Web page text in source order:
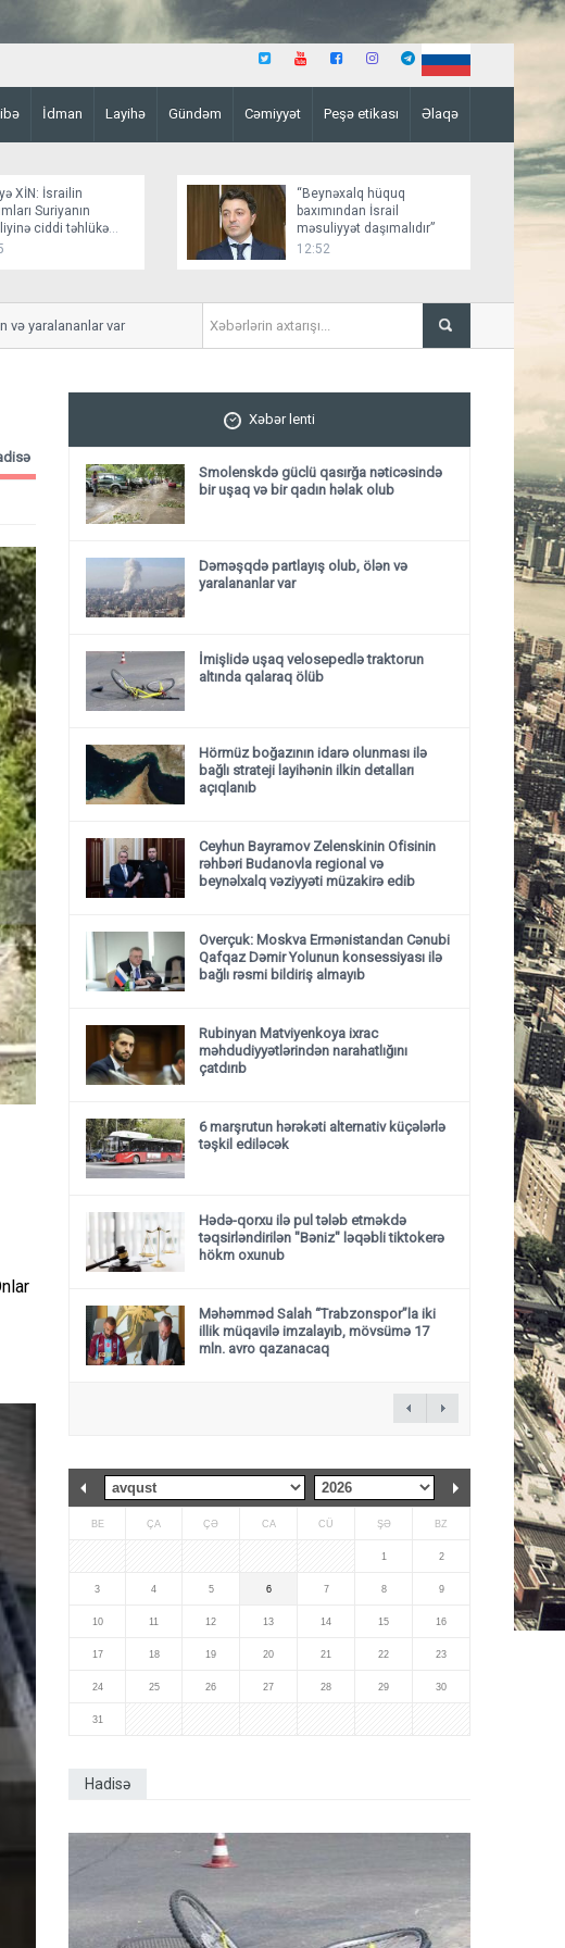
İdman Layihə Gündəm Cəmiyyət Peşə etikası Əlaqə
XİN: İsrailin
Suriyanın
ciddi təhlükə
“Beynəxalq hüquq
baxımından İsrail
məsuliyyət daşımalıdır”
12:52
var İmişlidə uşaq velosepedlə
Xəbər lenti
Smolenskdə güclü qasırğa nəticəsində
bir uşaq və bir qadın həlak olub
Dəməşqdə partlayış olub, ölən və
yaralananlar var
İmişlidə uşaq velosepedlə traktorun
altında qalaraq ölüb
Hörmüz boğazının idarə olunması ilə
bağlı strateji layihənin ilkin detalları
açıqlanıb
Ceyhun Bayramov Zelenskinin Ofisinin
rəhbəri Budanovla regional və
beynəlxalq vəziyyəti müzakirə edib
Overçuk: Moskva Ermənistandan Cənubi
Qafqaz Dəmir Yolunun konsessiyası ilə
bağlı rəsmi bildiriş almayıb
Rubinyan Matviyenkoya ixrac
məhdudiyyətlərindən narahatlığını
çatdırıb
6 marşrutun hərəkəti alternativ küçələrlə
təşkil ediləcək
Hədə-qorxu ilə pul tələb etməkdə
təqsirləndirilən "Bəniz" ləqəbli tiktokerə
hökm oxunub
Məhəmməd Salah “Trabzonspor”la iki
illik müqavilə imzalayıb, mövsümə 17
mln. avro qazanacaq
BE ÇA ÇƏ CA CÜ ŞƏ BZ
1 2
3 4 5 6 7 8 9
10 11 12 13 14 15 16
17 18 19 20 21 22 23
24 25 26 27 28 29 30
31
Hadisə